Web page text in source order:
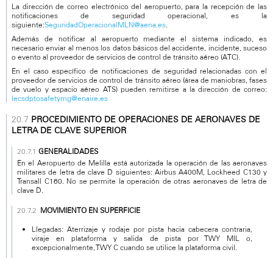
La dirección de correo electrónico del aeropuerto, para la recepción de las
notificaciones de seguridad operacional, es la
siguiente:SeguridadOperacionalMLN@aena.es
Además de notificar al aeropuerto mediante el sistema indicado, es
necesario enviar al menos los datos básicos del accidente, incidente, suceso
o evento al proveedor de servicios de control de tránsito aéreo (ATC).
En el caso específico de notificaciones de seguridad relacionadas con el
proveedor de servicios de control de tránsito aéreo (área de maniobras, fases
de vuelo y espacio aéreo ATS) pueden remitirse a la dirección de correo:
lecsdptosafetymg@enaire.es
PROCEDIMIENTO DE OPERACIONES DE AERONAVES DE
LETRA DE CLAVE SUPERIOR
GENERALIDADES
En el Aeropuerto de Melilla está autorizada la operación de las aeronaves
militares de letra de clave D siguientes: Airbus A400M, Lockheed C130 y
Transall C160. No se permite la operación de otras aeronaves de letra de
clave D.
MOVIMIENTO EN SUPERFICIE
Llegadas: Aterrizaje y rodaje por pista hacia cabecera contraria,
viraje en plataforma y salida de pista por TWY MIL o,
excepcionalmente, TWY C cuando se utilice la plataforma civil.